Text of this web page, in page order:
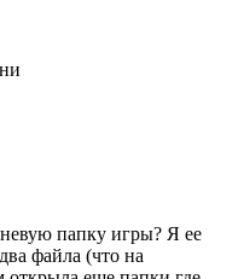
папку игры? Я ее
файла (что на